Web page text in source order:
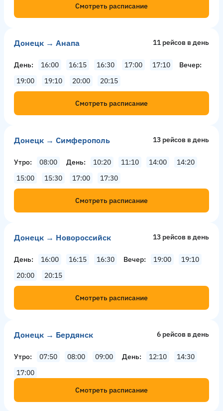
Смотреть расписание
Донецк → Анапа 11 рейсов в день
День 16:00 16:15 16:30 17:00 17:10
Вечер
19:00
19:10 20:00 20:15
Смотреть расписание
Донецк → Симферополь 13 рейсов в день
Утро 08:00 День 10:20 11:10 14:00
14:20
15:00
15:30 17:00 17:30
Смотреть расписание
Донецк → Новороссийск 13 рейсов в день
День 16:00 16:15 16:30 Вечер 19:00
19:10
20:00
20:15
Смотреть расписание
Донецк → Бердянск 6 рейсов в день
Утро 07:50 08:00 09:00 День 12:10
14:30
17:00
Смотреть расписание